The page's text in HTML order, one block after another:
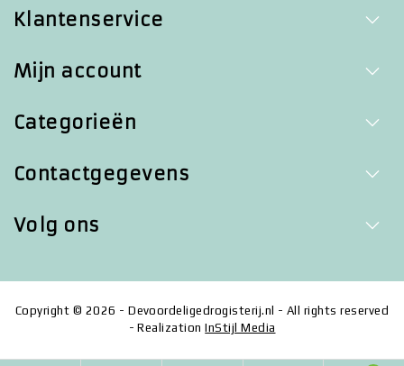
Klantenservice
Mijn account
Categorieën
Contactgegevens
Volg ons
Copyright © 2026 - Devoordeligedrogisterij.nl - All rights reserved
- RealizationInStijl Media